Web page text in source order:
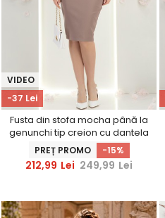
-37 Lei
VIDEO
Fusta din stofa mocha până la
genunchi tip creion cu dantela
in talie- StarShinerS
PREȚ PROMO -15%
212,99 Lei 249,99 Lei